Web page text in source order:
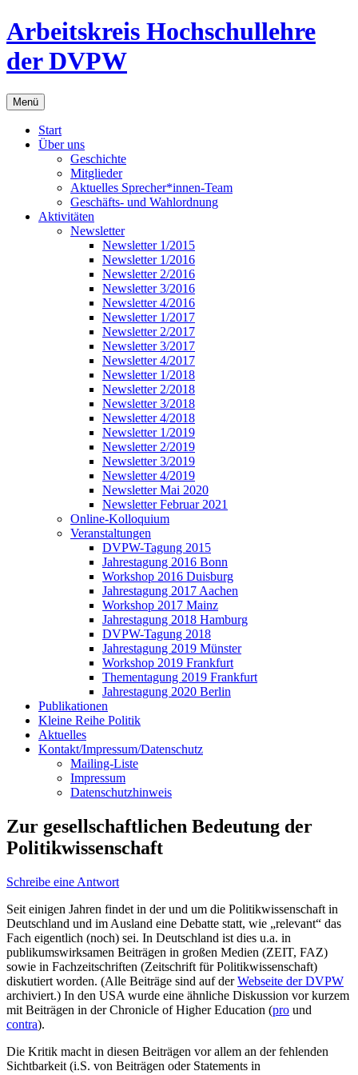
Zum
Inhalt
springen
Arbeitskreis Hochschullehre
der DVPW
Menü
Start
Über uns
Geschichte
Mitglieder
Aktuelles Sprecher*innen-Team
Geschäfts- und Wahlordnung
Aktivitäten
Newsletter
Newsletter 1/2015
Newsletter 1/2016
Newsletter 2/2016
Newsletter 3/2016
Newsletter 4/2016
Newsletter 1/2017
Newsletter 2/2017
Newsletter 3/2017
Newsletter 4/2017
Newsletter 1/2018
Newsletter 2/2018
Newsletter 3/2018
Newsletter 4/2018
Newsletter 1/2019
Newsletter 2/2019
Newsletter 3/2019
Newsletter 4/2019
Newsletter Mai 2020
Newsletter Februar 2021
Online-Kolloquium
Veranstaltungen
DVPW-Tagung 2015
Jahrestagung 2016 Bonn
Workshop 2016 Duisburg
Jahrestagung 2017 Aachen
Workshop 2017 Mainz
Jahrestagung 2018 Hamburg
DVPW-Tagung 2018
Jahrestagung 2019 Münster
Workshop 2019 Frankfurt
Thementagung 2019 Frankfurt
Jahrestagung 2020 Berlin
Publikationen
Kleine Reihe Politik
Aktuelles
Kontakt/Impressum/Datenschutz
Mailing-Liste
Impressum
Datenschutzhinweis
Zur gesellschaftlichen Bedeutung der
Politikwissenschaft
Schreibe eine Antwort
Seit einigen Jahren findet in der und um die Politikwissenschaft in
Deutschland und im Ausland eine Debatte statt, wie „relevant“ das
Fach eigentlich (noch) sei. In Deutschland ist dies u.a. in
publikumswirksamen Beiträgen in großen Medien (ZEIT, FAZ)
sowie in Fachzeitschriften (Zeitschrift für Politikwissenschaft)
diskutiert worden. (Alle Beiträge sind auf derWebseite der DVPW
archiviert.) In den USA wurde eine ähnliche Diskussion vor kurzem
mit Beiträgen in der Chronicle of Higher Education (pro und
contra).
Die Kritik macht in diesen Beiträgen vor allem an der fehlenden
Sichtbarkeit (i.S. von Beiträgen oder Statements in